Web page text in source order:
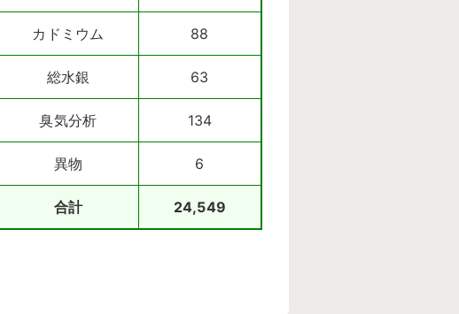
カドミウム 88
総水銀 63
臭気分析 134
異物 6
合計 24,549